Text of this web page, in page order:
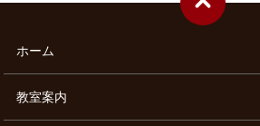
ホーム
教室案内